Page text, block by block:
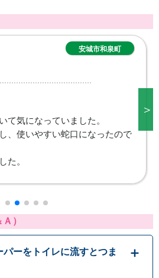
日進市五色園
ていました。これで洗い物も出
りました。
宜しくお願いします。
＞
）
パーをトイレに流すとつま